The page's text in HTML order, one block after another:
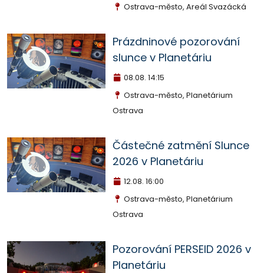
Ostrava-město, Areál Svazácká
Prázdninové pozorování
slunce v Planetáriu
08.08. 14:15
Ostrava-město, Planetárium
Ostrava
Částečné zatmění Slunce
2026 v Planetáriu
12.08. 16:00
Ostrava-město, Planetárium
Ostrava
Pozorování PERSEID 2026 v
Planetáriu